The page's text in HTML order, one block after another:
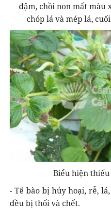
đậm, chồi non mất màu
chóp lá và mép lá,
Biểu hiện
- Tế bào bị hủy hoại, rễ,
đều bị thối và chết.